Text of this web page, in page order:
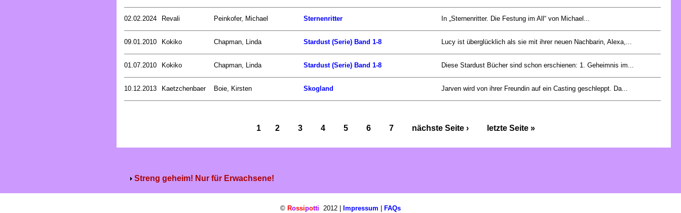
02.02.2024 Revali Peinkofer, Michael Sternenritter In „Sternenritter. Die Festung im All“ von Michael...
09.01.2010 Kokiko Chapman, Linda Stardust (Serie) Band 1-8 Lucy ist überglücklich als sie mit ihrer neuen Nachbarin, Alexa,...
01.07.2010 Kokiko Chapman, Linda Stardust (Serie) Band 1-8 Diese Stardust Bücher sind schon erschienen: 1. Geheimnis im...
10.12.2013 Kaetzchenbaer Boie, Kirsten Skogland Jarven wird von ihrer Freundin auf ein Casting geschleppt. Da...
1 2 3 4 5 6 7 nächste Seite › letzte Seite »
Streng geheim! Nur für Erwachsene!
© Rossipotti 2012 | Impressum | FAQs